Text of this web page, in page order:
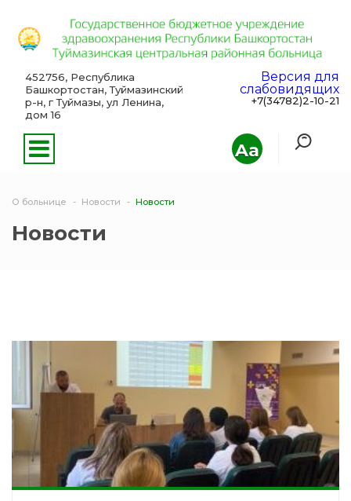
Aa
452756, Республика
Башкортостан, Туймазинский
р-н, г Туймазы, ул Ленина,
дом 16
Версия для
слабовидящих
+7(34782)2-10-21
О больнице Новости Новости
Новости